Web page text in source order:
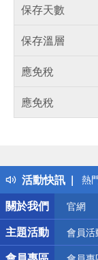
保存天數
保存溫層
應免稅
應免稅
活動快訊
得
熱
銀
偏
詐
關於我們
官網
主題活動 會員活